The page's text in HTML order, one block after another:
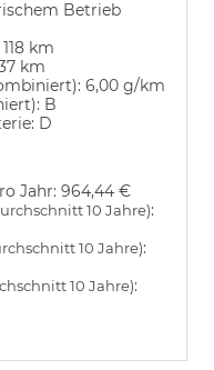
Betrieb
118 km
km
6,00 g/km
B
D
Jahr: 964,44 €
10 Jahre):
10 Jahre):
10 Jahre):